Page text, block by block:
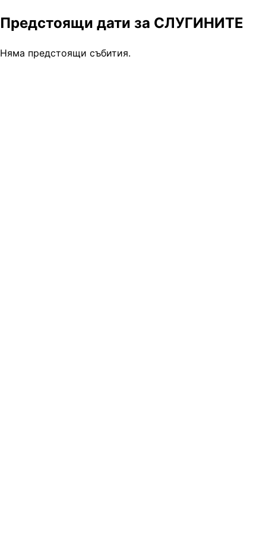
Предстоящи дати за СЛУГИНИТЕ
Няма предстоящи събития.